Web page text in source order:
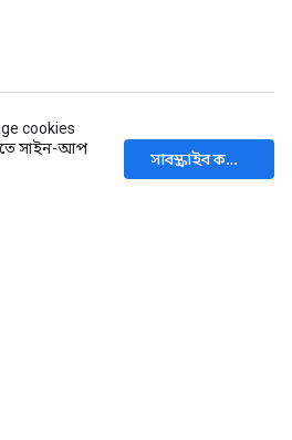
cookies
সাইন-আপ
সাবস্ক্রাইব করুন